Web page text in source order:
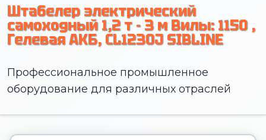
Штабелер электрический
самоходный 1,2 т - 3 м Вилы: 1150 ,
Гелевая АКБ, CL1230J SIBLINE
Профессиональное промышленное
оборудование для различных отраслей